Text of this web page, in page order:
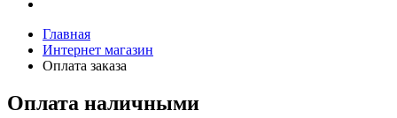
Главная
Интернет магазин
Оплата заказа
Оплата наличными